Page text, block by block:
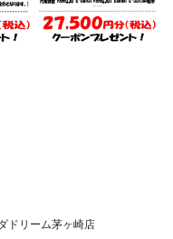
ドリーム茅ヶ崎店